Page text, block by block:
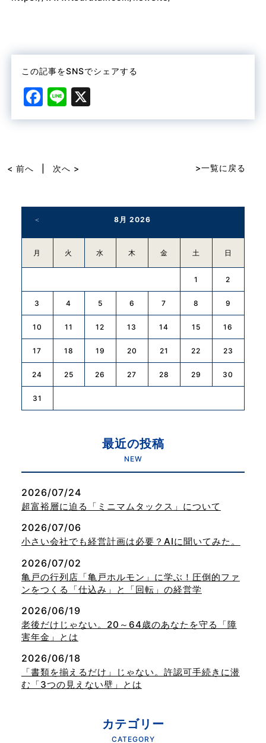
この記事をSNSでシェアする
F
a
b
o
Li
n
>一覧に戻る
< 前へ 次へ >
8月 2026
月 火 水 木 金 土 日
1 2
3 4 5 6 7 8 9
10 11 12 13 14 15 16
17 18 19 20 21 22 23
24 25 26 27 28 29 30
31
最近の投稿
NEW
2026/07/24
超富裕層に迫る「ミニマムタックス」について
2026/07/06
小さい会社でも経営計画は必要？AIに聞いてみた。
2026/07/02
亀戸の行列店「亀戸ホルモン」に学ぶ！圧倒的ファ
ンをつくる「仕込み」と「回転」の経営学
2026/06/19
老後だけじゃない。20～64歳のあなたを守る「障
害年金」とは
2026/06/18
「書類を揃えるだけ」じゃない。許認可手続きに潜
む「3つの見えない壁」とは
カテゴリー
CATEGORY